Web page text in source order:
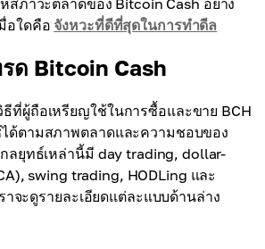
ห์สภาวะตลาดของ Bitcoin Cash อย่าง
อใดคือ จังหวะที่ดีที่สุดในการทำดีล
ด Bitcoin Cash
ที่ผู้ถือเหรียญใช้ในการซื้อและขาย BCH
ด้ตามสภาพตลาดและความชอบของ
กลยุทธ์เหล่านี้มี day trading, dollar-
swing trading, HODLing และ
าจะดูรายละเอียดแต่ละแบบด้านล่าง